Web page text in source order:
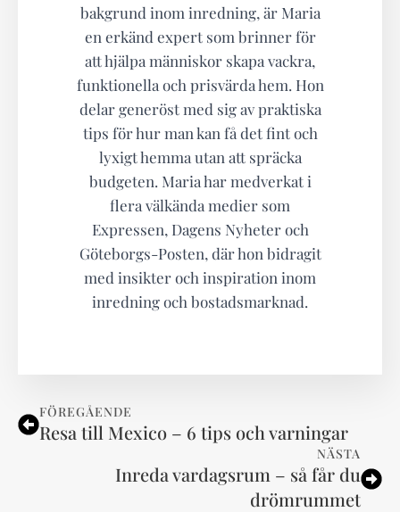
bakgrund inom inredning, är Maria
en erkänd expert som brinner för
att hjälpa människor skapa vackra,
funktionella och prisvärda hem. Hon
delar generöst med sig av praktiska
tips för hur man kan få det fint och
lyxigt hemma utan att spräcka
budgeten. Maria har medverkat i
flera välkända medier som
Expressen, Dagens Nyheter och
Göteborgs-Posten, där hon bidragit
med insikter och inspiration inom
inredning och bostadsmarknad.
FÖREGÅENDE
Resa till Mexico – 6 tips och varningar
NÄSTA
Inreda vardagsrum – så får du
drömrummet